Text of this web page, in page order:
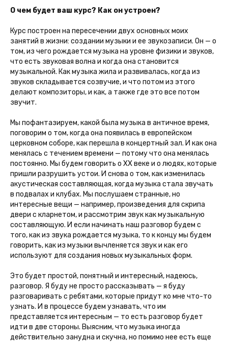
О чем будет ваш курс? Как он устроен?
Курс построен на пересечении двух основных моих
занятий в жизни: создании музыки и ее звукозаписи. Он — о
том, из чего рождается музыка на уровне физики и звуков,
что есть звуковая волна и когда она становится
музыкальной. Как музыка жила и развивалась, когда из
звуков складывается созвучие, и что потом из этого
делают композиторы, и как, а также где это все потом
звучит.
Мы пофантазируем, какой была музыка в античное время,
поговорим о том, когда она появилась в европейском
церковном соборе, как перешла в концертный зал. И как она
менялась с течением времени — потому что она менялась
постоянно. Мы будем говорить о XX веке и о людях, которые
пришли разрушить устои. И снова о том, как изменилась
акустическая составляющая, когда музыка стала звучать
в подвалах и клубах. Мы послушаем странные, но
интересные вещи — например, произведения для скрипа
двери с кларнетом, и рассмотрим звук как музыкальную
составляющую. И если начинать наш разговор будем с
того, как из звука рождается музыка, то к концу мы будем
говорить, как из музыки вычленяется звук и как его
используют для создания новых музыкальных форм.
Это будет простой, понятный и интересный, надеюсь,
разговор. Я буду не просто рассказывать — я буду
разговаривать с ребятами, которые придут ко мне что-то
узнать. И в процессе будем узнавать, что им
представляется интересным — то есть разговор будет
идти в две стороны. Выясним, что музыка иногда
действительно занудна и скучна, но помимо нее есть еще